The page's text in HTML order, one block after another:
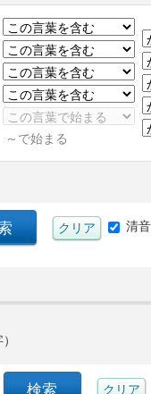
～で始まる
清